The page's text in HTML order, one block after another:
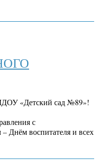
«Детский сад №89»!
с
Днём воспитателя и всех